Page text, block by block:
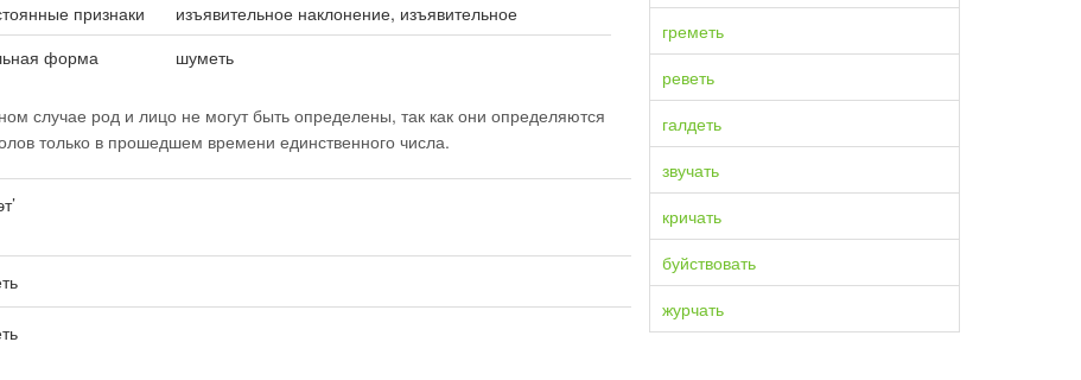
признаки
изъявительное наклонение, изъявительное
форма
шуметь
случае род и лицо не могут быть определены, так как они определяются
только в прошедшем времени единственного числа.
греметь
реветь
галдеть
звучать
кричать
буйствовать
журчать